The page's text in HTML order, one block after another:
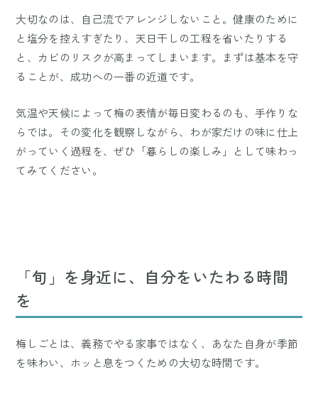
大切なのは、自己流でアレンジしないこと。健康のために
と塩分を控えすぎたり、天日干しの工程を省いたりする
と、カビのリスクが高まってしまいます。まずは基本を守
ることが、成功への一番の近道です。
気温や天候によって梅の表情が毎日変わるのも、手作りな
らでは。その変化を観察しながら、わが家だけの味に仕上
がっていく過程を、ぜひ「暮らしの楽しみ」として味わっ
てみてください。
「旬」を身近に、自分をいたわる時間
を
梅しごとは、義務でやる家事ではなく、あなた自身が季節
を味わい、ホッと息をつくための大切な時間です。